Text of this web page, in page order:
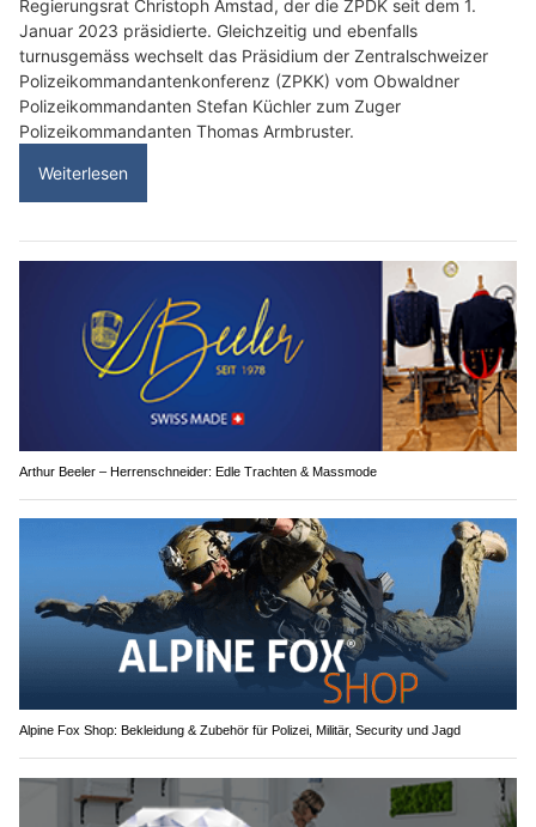
Regierungsrat Christoph Amstad, der die ZPDK seit dem 1.
Januar 2023 präsidierte. Gleichzeitig und ebenfalls
turnusgemäss wechselt das Präsidium der Zentralschweizer
Polizeikommandantenkonferenz (ZPKK) vom Obwaldner
Polizeikommandanten Stefan Küchler zum Zuger
Polizeikommandanten Thomas Armbruster.
Weiterlesen
Arthur Beeler – Herrenschneider: Edle Trachten & Massmode
Alpine Fox Shop: Bekleidung & Zubehör für Polizei, Militär, Security und Jagd